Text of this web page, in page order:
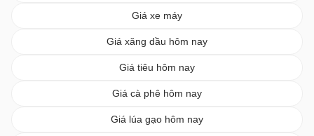
Giá xe máy
Giá xăng dầu hôm nay
Giá tiêu hôm nay
Giá cà phê hôm nay
Giá lúa gạo hôm nay